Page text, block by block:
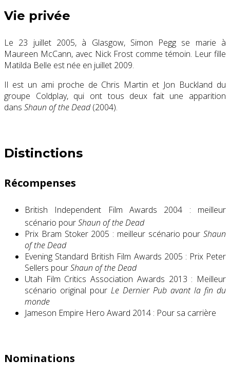
Vie privée
Le 23 juillet 2005, à Glasgow, Simon Pegg se marie à
Maureen McCann, avec Nick Frost comme témoin. Leur fille
Matilda Belle est née en juillet 2009.
Il est un ami proche de Chris Martin et Jon Buckland du
groupe Coldplay, qui ont tous deux fait une apparition
dans Shaun of the Dead(2004).
Distinctions
Récompenses
British Independent Film Awards 2004 : meilleur
scénario pourShaun of the Dead
Prix Bram Stoker 2005 : meilleur scénario pour Shaun
of the Dead
Evening Standard British Film Awards 2005 : Prix Peter
Sellers pourShaun of the Dead
Utah Film Critics Association Awards 2013 : Meilleur
scénario original pour Le Dernier Pub avant la fin du
monde
Jameson Empire Hero Award 2014 : Pour sa carrière
Nominations